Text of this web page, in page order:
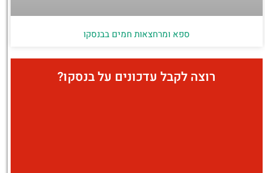
ספא ומרחצאות חמים בבנסקו
רוצה לקבל עדכונים על בנסקו?